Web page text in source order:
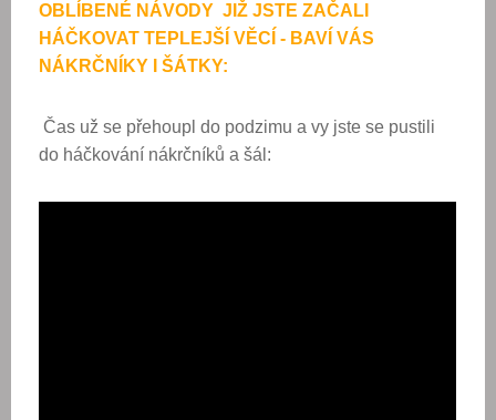
OBLÍBENÉ NÁVODY JIŽ JSTE ZAČALI
HÁČKOVAT TEPLEJŠÍ VĚCÍ - BAVÍ VÁS
NÁKRČNÍKY I ŠÁTKY:
Čas už se přehoupl do podzimu a vy jste se pustili
do háčkování nákrčníků a šál: